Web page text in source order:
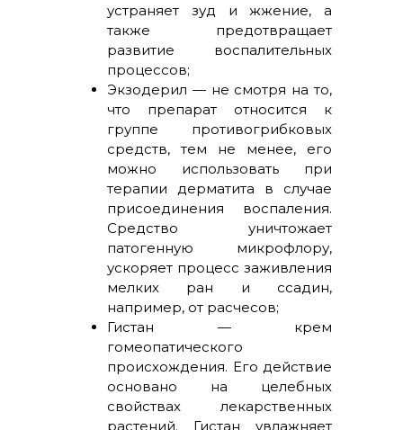
устраняет зуд и жжение, а
также предотвращает
развитие воспалительных
процессов;
Экзодерил — не смотря на то,
что препарат относится к
группе противогрибковых
средств, тем не менее, его
можно использовать при
терапии дерматита в случае
присоединения воспаления.
Средство уничтожает
патогенную микрофлору,
ускоряет процесс заживления
мелких ран и ссадин,
например, от расчесов;
Гистан — крем
гомеопатического
происхождения. Его действие
основано на целебных
свойствах лекарственных
растений. Гистан увлажняет